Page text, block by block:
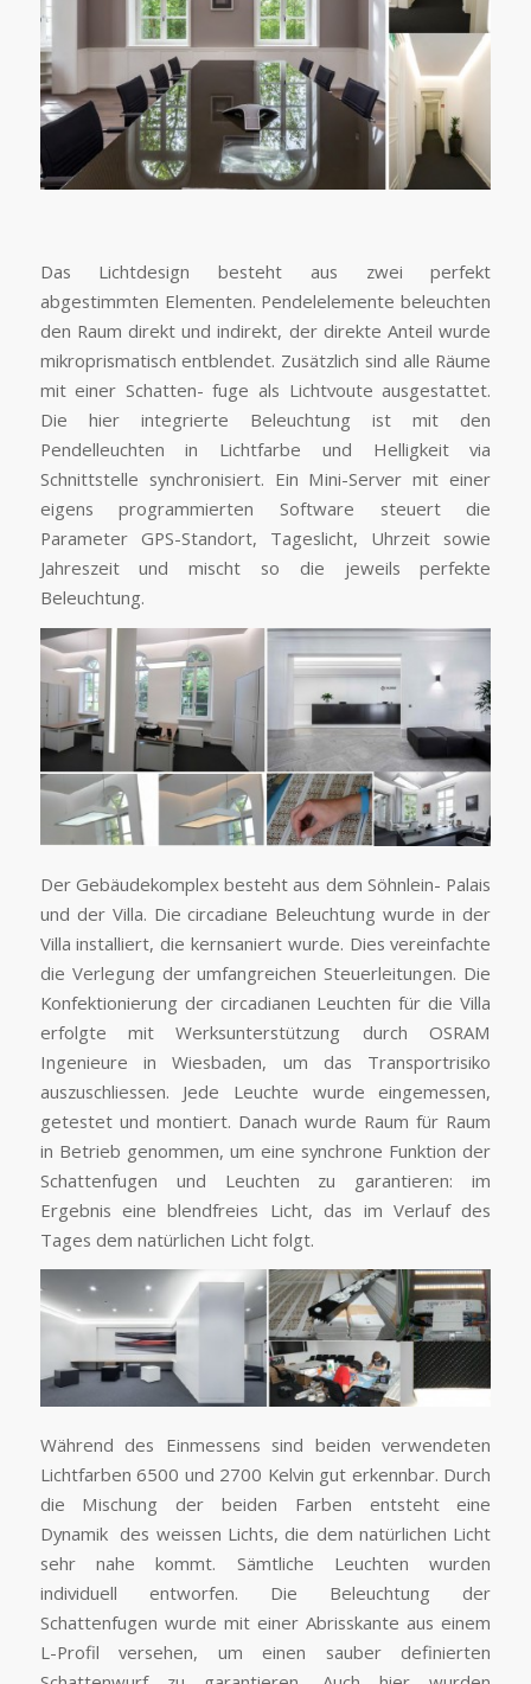
Das Lichtdesign besteht aus zwei perfekt
abgestimmten Elementen. Pendelelemente beleuchten
den Raum direkt und indirekt, der direkte Anteil wurde
mikroprismatisch entblendet. Zusätzlich sind alle Räume
mit einer Schatten- fuge als Lichtvoute ausgestattet.
Die hier integrierte Beleuchtung ist mit den
Pendelleuchten in Lichtfarbe und Helligkeit via
Schnittstelle synchronisiert. Ein Mini-Server mit einer
eigens programmierten Software steuert die
Parameter GPS-Standort, Tageslicht, Uhrzeit sowie
Jahreszeit und mischt so die jeweils perfekte
Beleuchtung.
Der Gebäudekomplex besteht aus dem Söhnlein- Palais
und der Villa. Die circadiane Beleuchtung wurde in der
Villa installiert, die kernsaniert wurde. Dies vereinfachte
die Verlegung der umfangreichen Steuerleitungen. Die
Konfektionierung der circadianen Leuchten für die Villa
erfolgte mit Werksunterstützung durch OSRAM
Ingenieure in Wiesbaden, um das Transportrisiko
auszuschliessen. Jede Leuchte wurde eingemessen,
getestet und montiert. Danach wurde Raum für Raum
in Betrieb genommen, um eine synchrone Funktion der
Schattenfugen und Leuchten zu garantieren: im
Ergebnis eine blendfreies Licht, das im Verlauf des
Tages dem natürlichen Licht folgt.
Während des Einmessens sind beiden verwendeten
Lichtfarben 6500 und 2700 Kelvin gut erkennbar. Durch
die Mischung der beiden Farben entsteht eine
Dynamik des weissen Lichts, die dem natürlichen Licht
sehr nahe kommt. Sämtliche Leuchten wurden
individuell entworfen. Die Beleuchtung der
Schattenfugen wurde mit einer Abrisskante aus einem
L-Profil versehen, um einen sauber definierten